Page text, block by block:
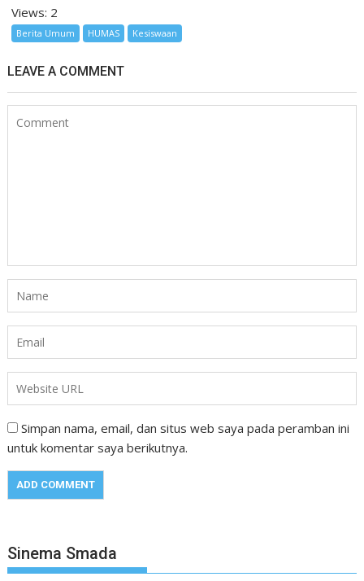
Views: 2
Berita Umum HUMAS Kesiswaan
LEAVE A COMMENT
Simpan nama, email, dan situs web saya pada peramban ini
untuk komentar saya berikutnya.
Sinema Smada